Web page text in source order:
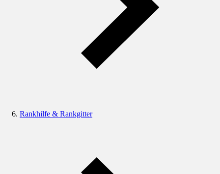
Rankhilfe & Rankgitter